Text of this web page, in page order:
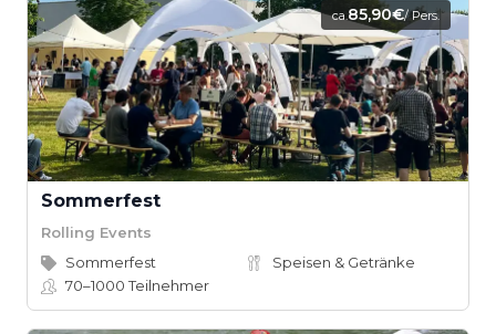
ca.85,90€/ Pers.
Sommerfest
Rolling Events
Sommerfest
Speisen & Getränke
70–1000Teilnehmer